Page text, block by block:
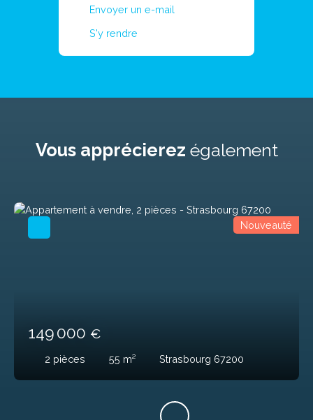
Envoyer un e-mail
S'y rendre
Vous apprécierez également
149 000 €
2 pièces 55 m² Strasbourg 67200
Nouveauté